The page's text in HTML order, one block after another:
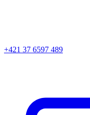
+421 37 6597 489